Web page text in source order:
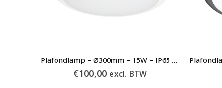
Plafondlamp – Ø300mm – 15W – IP65 – TRI-Wit – Noodverlichting
€100,00 excl. BTW